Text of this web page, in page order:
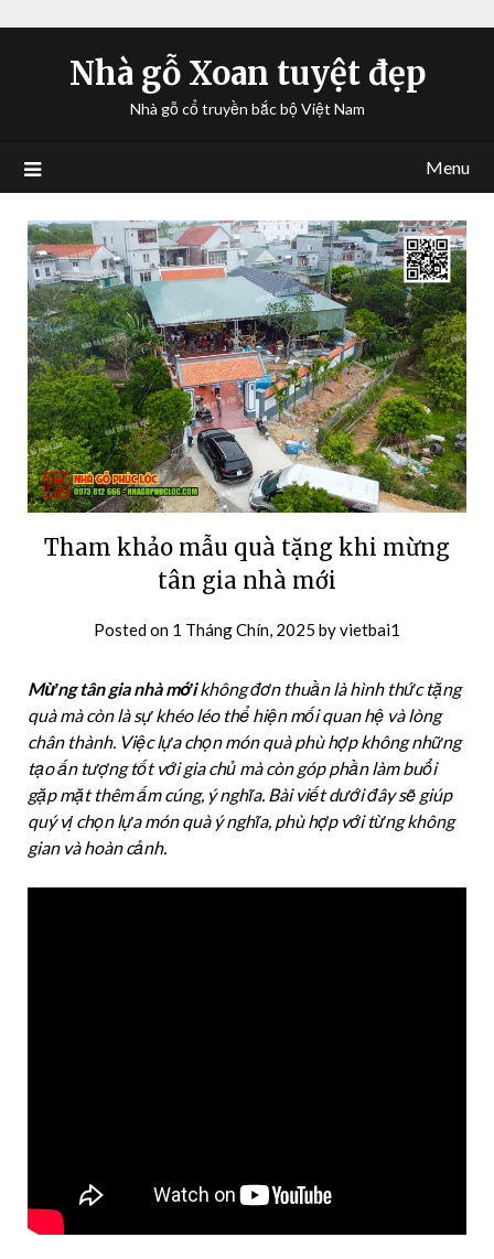
Nhà gỗ Xoan tuyệt đẹp
Nhà gỗ cổ truyền bắc bộ Việt Nam
Menu
Tham khảo mẫu quà tặng khi mừng
tân gia nhà mới
Posted on 1 Tháng Chín, 2025 byvietbai1
Mừng tân gia nhà mớikhông đơn thuần là hình thức tặng
quà mà còn là sự khéo léo thể hiện mối quan hệ và lòng
chân thành. Việc lựa chọn món quà phù hợp không những
tạo ấn tượng tốt với gia chủ mà còn góp phần làm buổi
gặp mặt thêm ấm cúng, ý nghĩa. Bài viết dưới đây sẽ giúp
quý vị chọn lựa món quà ý nghĩa, phù hợp với từng không
gian và hoàn cảnh.